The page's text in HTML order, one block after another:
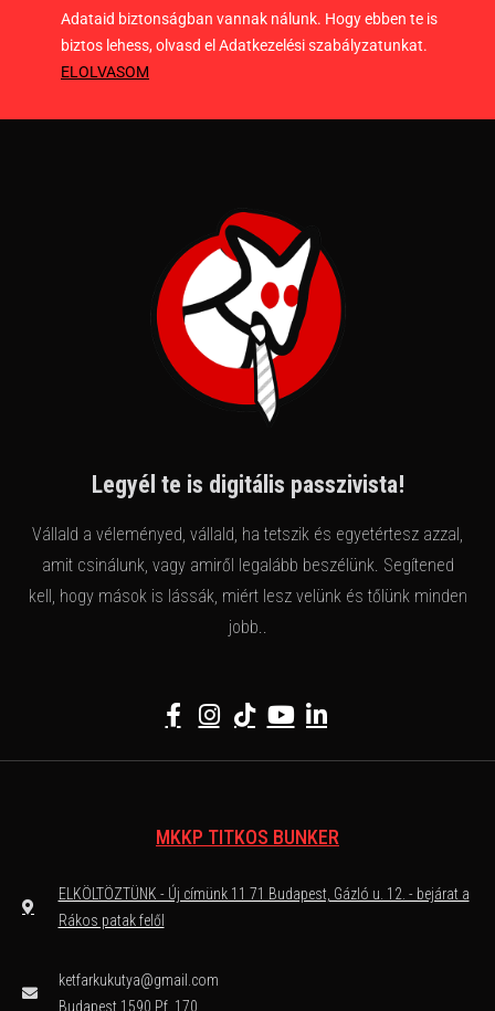
Adataid biztonságban vannak nálunk. Hogy ebben te is
biztos lehess, olvasd el Adatkezelési szabályzatunkat.
ELOLVASOM
Legyél te is digitális passzivista!
Vállald a véleményed, vállald, ha tetszik és egyetértesz azzal,
amit csinálunk, vagy amiről legalább beszélünk. Segítened
kell, hogy mások is lássák, miért lesz velünk és tőlünk minden
jobb..
MKKP TITKOS BUNKER
ELKÖLTÖZTÜNK - Új címünk 11 71 Budapest, Gázló u. 12. - bejárat a
Rákos patak felől
ketfarkukutya@gmail.com
Budapest 1590 Pf. 170